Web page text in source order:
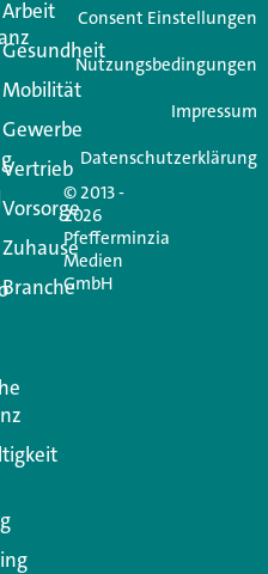
macht. Mit nur einem
veröffentlicht.
Arbeit
Gesundheit
Mobilität
Gewerbe
Vertrieb
Vorsorge
Zuhause
Branche
© 2013 -
2026
Pfefferminzia
Medien
GmbH
Consent Einstellungen
Nutzungsbedingungen
Impressum
Datenschutzerklärung